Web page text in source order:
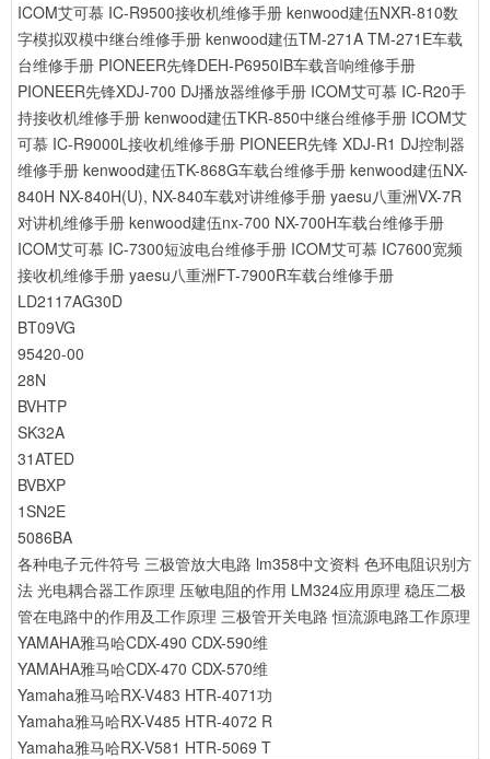
ICOM艾可慕 IC-R9500接收机维修手册 kenwood建伍NXR-810数
字模拟双模中继台维修手册 kenwood建伍TM-271A TM-271E车载
台维修手册 PIONEER先锋DEH-P6950IB车载音响维修手册
PIONEER先锋XDJ-700 DJ播放器维修手册 ICOM艾可慕 IC-R20手
持接收机维修手册 kenwood建伍TKR-850中继台维修手册 ICOM艾
可慕 IC-R9000L接收机维修手册 PIONEER先锋 XDJ-R1 DJ控制器
维修手册 kenwood建伍TK-868G车载台维修手册 kenwood建伍NX-
840H NX-840H(U), NX-840车载对讲维修手册 yaesu八重洲VX-7R
对讲机维修手册 kenwood建伍nx-700 NX-700H车载台维修手册
ICOM艾可慕 IC-7300短波电台维修手册 ICOM艾可慕 IC7600宽频
接收机维修手册 yaesu八重洲FT-7900R车载台维修手册
LD2117AG30D
BT09VG
95420-00
28N
BVHTP
SK32A
31ATED
BVBXP
1SN2E
5086BA
各种电子元件符号 三极管放大电路 lm358中文资料 色环电阻识别方
法 光电耦合器工作原理 压敏电阻的作用 LM324应用原理 稳压二极
管在电路中的作用及工作原理 三极管开关电路 恒流源电路工作原理
YAMAHA雅马哈CDX-490 CDX-590维
YAMAHA雅马哈CDX-470 CDX-570维
Yamaha雅马哈RX-V483 HTR-4071功
Yamaha雅马哈RX-V485 HTR-4072 R
Yamaha雅马哈RX-V581 HTR-5069 T